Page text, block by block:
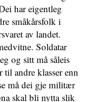
har eigentleg
småkårsfolk i
av landet.
Soldatar
og sitt må såleis
andre klasser enn
må dei gje militær
skal bli nytta slik